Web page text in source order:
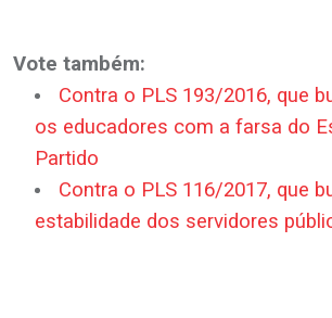
Vote também:
Contra o PLS 193/2016, que
os educadores com a farsa do
Partido
Contra o PLS 116/2017, que
estabilidade dos servidores